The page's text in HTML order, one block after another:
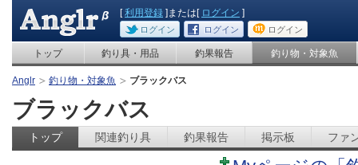
[利用登録 ]または[ ログイン ]
ログイン ログイン ログイン
トップ 釣り具・用品 釣果報告 釣り物・対象魚
Anglr 釣り物・対象魚 ブラックバス
ブラックバス
トップ 関連釣り具 釣果報告 掲示板 ファ